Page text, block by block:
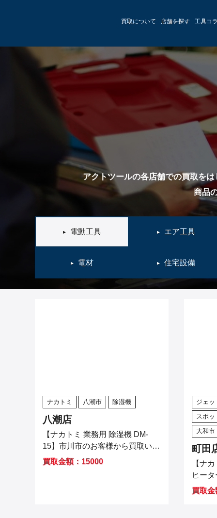
買取について 店舗を探す 工具コ
アクトツールの各店舗での買取を
商品
電動工具 エア工具
電材 住宅設備
ナカトミ 八潮市 除湿機
八潮店
【ナカトミ 業務用 除湿機 DM-
15】市川市のお客様から買取いた
しました！
買取金額：15000
ジェッ
スポッ
大和市
町田
【ナカ
ヒー
お客
買取